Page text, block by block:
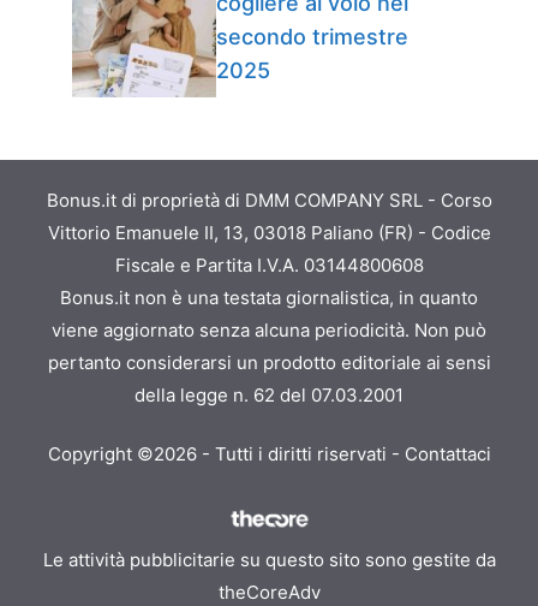
secondo trimestre
2025
Bonus.it di proprietà di DMM COMPANY SRL - Corso
Vittorio Emanuele II, 13, 03018 Paliano (FR) - Codice
Fiscale e Partita I.V.A. 03144800608
Bonus.it non è una testata giornalistica, in quanto
viene aggiornato senza alcuna periodicità. Non può
pertanto considerarsi un prodotto editoriale ai sensi
della legge n. 62 del 07.03.2001
Copyright ©2026 - Tutti i diritti riservati - Contattaci
Le attività pubblicitarie su questo sito sono gestite da
theCoreAdv